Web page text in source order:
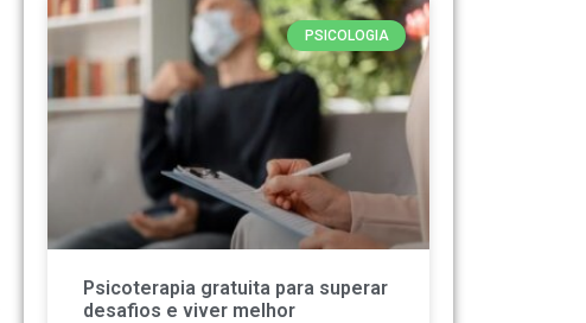
PSICOLOGIA
Psicoterapia gratuita para superar
desafios e viver melhor